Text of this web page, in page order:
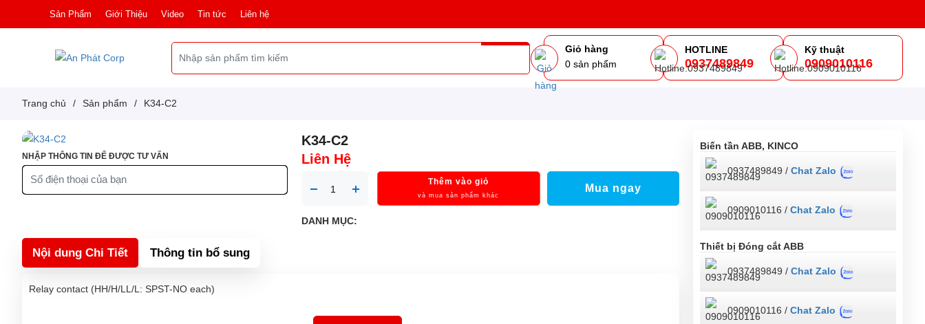
Sản Phẩm Giới Thiệu Video Tin tức Liên hệ
Giỏ hàng
0 sản phẩm
HOTLINE
0937489849
Kỹ thuật
0909010116
Trang chủ / Sản phẩm / K34-C2
NHẬP THÔNG TIN ĐỂ ĐƯỢC TƯ VẤN
K34-C2
Liên Hệ
Thêm vào giỏ
và mua sản phẩm khác
Mua ngay
DANH MỤC:
Nội dung Chi Tiết Thông tin bổ sung
Relay contact (HH/H/LL/L: SPST-NO each)
Biến tần ABB, KINCO
0937489849 / Chat Zalo
0909010116 / Chat Zalo
Thiết bị Đóng cắt ABB
0937489849 / Chat Zalo
0909010116 / Chat Zalo